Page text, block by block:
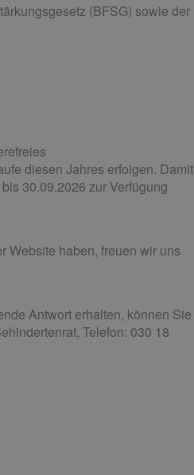
(BFSG) sowie der
diesen Jahres erfolgen. Damit
30.09.2026 zur Verfügung
Website haben, freuen wir uns
Antwort erhalten, können Sie
Telefon: 030 18